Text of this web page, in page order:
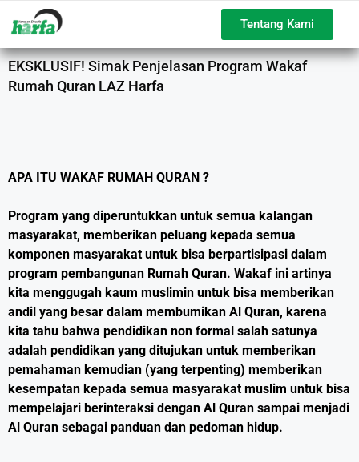
Tentang Kami
EKSKLUSIF! Simak Penjelasan Program Wakaf
Rumah Quran LAZ Harfa
APA ITU WAKAF RUMAH QURAN ?
Program yang diperuntukkan untuk semua kalangan
masyarakat, memberikan peluang kepada semua
komponen masyarakat untuk bisa berpartisipasi dalam
program pembangunan Rumah Quran. Wakaf ini artinya
kita menggugah kaum muslimin untuk bisa memberikan
andil yang besar dalam membumikan Al Quran, karena
kita tahu bahwa pendidikan non formal salah satunya
adalah pendidikan yang ditujukan untuk memberikan
pemahaman kemudian (yang terpenting) memberikan
kesempatan kepada semua masyarakat muslim untuk bisa
mempelajari berinteraksi dengan Al Quran sampai menjadi
Al Quran sebagai panduan dan pedoman hidup.